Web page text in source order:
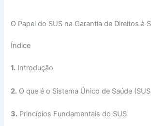
O Papel do SUS na Garantia de Direitos à
Índice
1. Introdução
2. O que é o Sistema Único de Saúde
3. Princípios Fundamentais do SUS